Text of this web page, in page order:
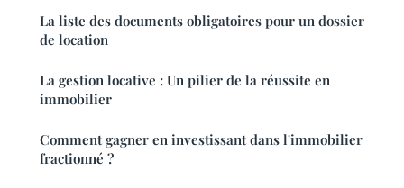
La liste des documents obligatoires pour un dossier
de location
La gestion locative : Un pilier de la réussite en
immobilier
Comment gagner en investissant dans l'immobilier
fractionné ?